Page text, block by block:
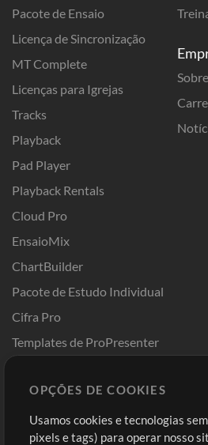
Pacote de Ensaio
Licença de Sincronização
MT Complete
Licenças para Igrejas
Tracks
Playback
Pad Player
Playback Rentals
Cloud Pro
EnsaioMix
ChartBuilder
Pacote de Estudo Individual
Cifra Pro
Templates de ProPresenter
Sobre
Comprar Créditos
Entre
OPÇÕES DE COOKIES
Usamos cookies e tecnologias
pixels e tags) para operar nosso